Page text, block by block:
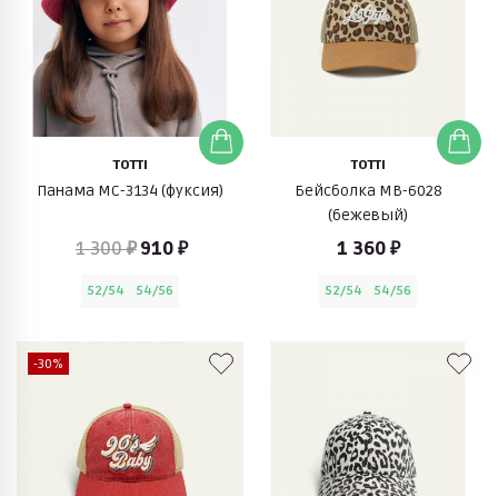
TOTTI
Панама МС-3134 (фуксия)
1 300 ₽ 910 ₽
52/54 54/56
TOTTI
Бейсболка МВ-6028
(бежевый)
1 360 ₽
52/54 54/56
-30%